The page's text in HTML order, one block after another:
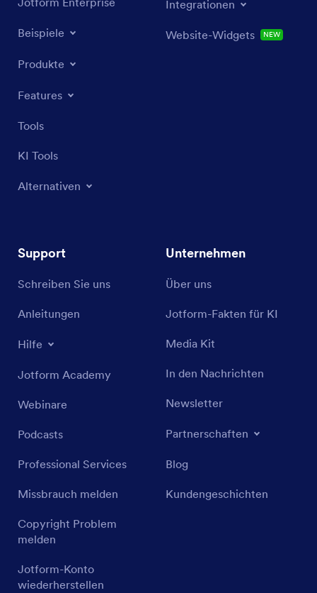
Beispiele
Produkte
Features
Tools
KI Tools
Alternativen
Integrationen
Website-Widgets NEU
Support
Schreiben Sie uns
Anleitungen
Hilfe
Jotform Academy
Webinare
Podcasts
Professional Services
Missbrauch melden
Copyright Problem
melden
Jotform-Konto
wiederherstellen
Unternehmen
Über uns
Jotform-Fakten für KI
Media Kit
In den Nachrichten
Newsletter
Partnerschaften
Blog
Kundengeschichten